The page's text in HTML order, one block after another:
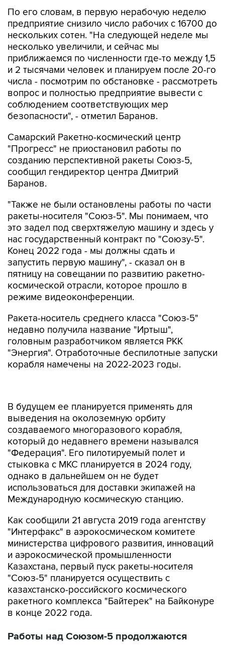
По его словам, в первую нерабочую неделю
предприятие снизило число рабочих с 16700 до
нескольких сотен. "На следующей неделе мы
несколько увеличили, и сейчас мы
приближаемся по численности где-то между 1,5
и 2 тысячами человек и планируем после 20-го
числа - посмотрим по обстановке - рассмотреть
вопрос и полностью предприятие вывести с
соблюдением соответствующих мер
безопасности", - отметил Баранов.
Самарский Ракетно-космический центр
"Прогресс" не приостановил работы по
созданию перспективной ракеты Союз-5,
сообщил гендиректор центра Дмитрий
Баранов.
"Также не были остановлены работы по части
ракеты-носителя "Союз-5". Мы понимаем, что
это задел под сверхтяжелую машину и здесь у
нас государственный контракт по "Союзу-5".
Конец 2022 года - мы должны сдать и
запустить первую машину", - сказал он в
пятницу на совещании по развитию ракетно-
космической отрасли, которое прошло в
режиме видеоконференции.
Ракета-носитель среднего класса "Союз-5"
недавно получила название "Иртыш",
головным разработчиком является РКК
"Энергия". Отработочные беспилотные запуски
корабля намечены на 2022-2023 годы.
создаваемого многоразового корабля,
который до недавнего времени назывался
"Федерация". Его пилотируемый полет и
стыковка с МКС планируется в 2024 году,
однако в дальнейшем он не будет
использоваться для доставки экипажей на
Международную космическую станцию.
Как сообщили 21 августа 2019 года агентству
министерства цифрового развития, инноваций
и аэрокосмической промышленности
Казахстана, первый пуск ракеты-носителя
"Союз-5" планируется осуществить с
казахстанско-российского космического
ракетного комплекса "Байтерек" на Байконуре
в конце 2022 года.
Работы над Союзом-5 продолжаются
Гендиректор РКЦ "Прогресс" также отметил,